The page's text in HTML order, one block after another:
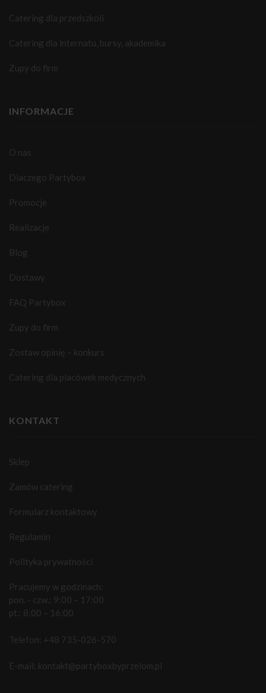
Catering dla przedszkoli
Catering dla internatu, bursy, akademika
Zupy do firm
INFORMACJE
O nas
Dlaczego Partybox
Promocje
Realizacje
Blog
Dostawy
FAQ Partybox
Zupy do firm
Zostaw opinię – konkurs
Catering dla placówek medycznych
KONTAKT
Sklep
Zamów catering
Formularz kontaktowy
Regulamin
Polityka prywatności
Pracujemy w godzinach:
pon. - czw.: 9:00 – 17:00
pt.: 8:00 – 16:00
Telefon: +48 735-026-570
E-mail: kontakt@partyboxbyprzelom.pl